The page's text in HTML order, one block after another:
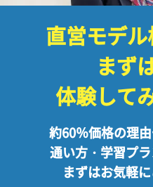
直営モデル
まず
体験して
約60％価格の理
通い方・ 学習プ
まずはお気軽